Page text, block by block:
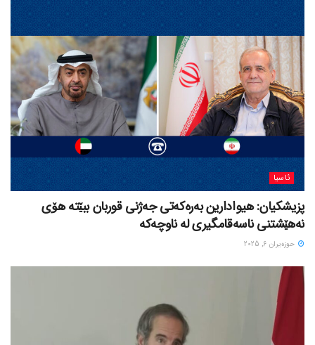
ئاسیا
پزیشکیان: هیوادارین بەرەکەتی جەژنی قوربان ببێتە هۆی
نەهێشتنی ناسەقامگیری لە ناوچەکە
حوزه‌یران 6, 2025